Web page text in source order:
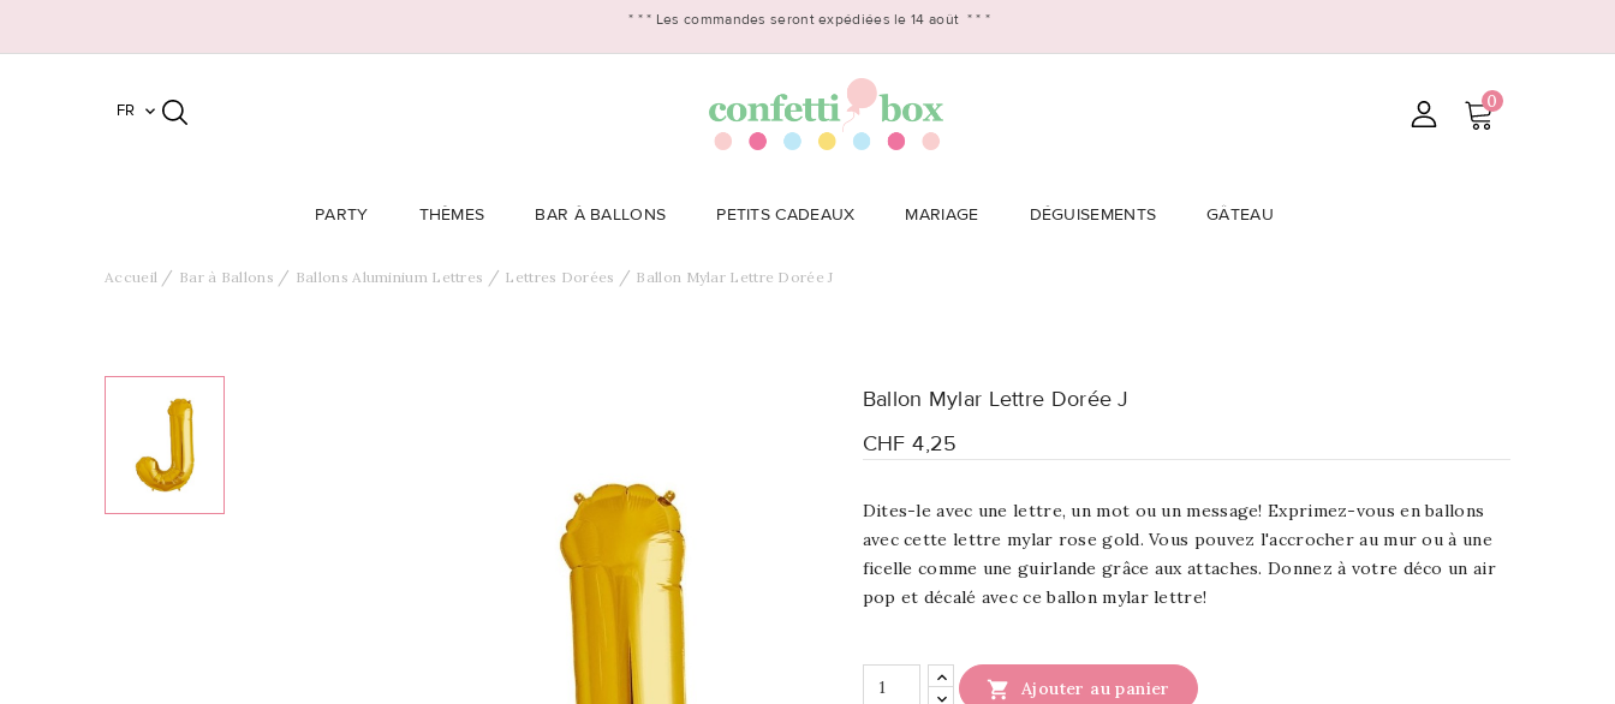
* * * Les commandes seront expédiées le 14 août * * *
FR  0
PARTY THÈMES BAR À BALLONS PETITS CADEAUX MARIAGE DÉGUISEMENTS GÂTEAU
Accueil Bar à Ballons Ballons Aluminium Lettres Lettres Dorées Ballon Mylar Lettre Dorée J
Ballon Mylar Lettre Dorée J
CHF 4,25
Dites-le avec une lettre, un mot ou un message! Exprimez-vous en ballons
avec cette lettre mylar rose gold. Vous pouvez l'accrocher au mur ou à une
ficelle comme une guirlande grâce aux attaches. Donnez à votre déco un air
pop et décalé avec ce ballon mylar lettre!
 Ajouter au panier